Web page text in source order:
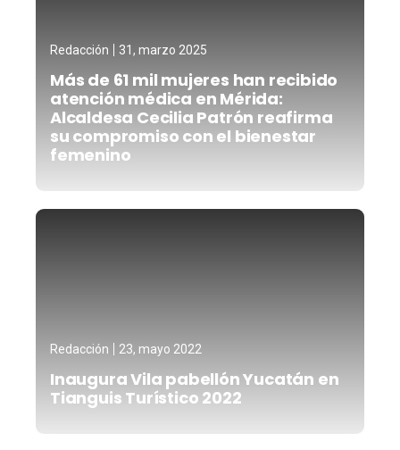
Redacción 31, marzo 2025
Más de 61 mil mujeres han recibido
atención médica en Mérida:
Alcaldesa Cecilia Patrón reafirma
su compromiso con el bienestar
femenino
Redacción 23, mayo 2022
Inaugura Vila pabellón Yucatán en
Tianguis Turístico 2022